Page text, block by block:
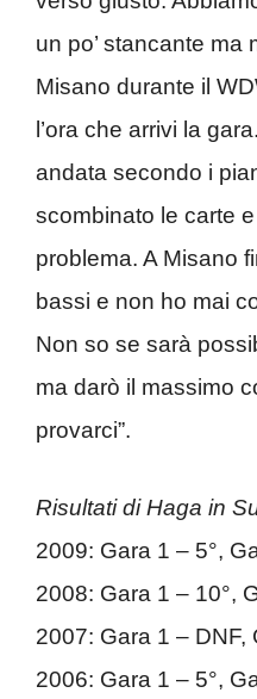
un po’ stancante ma
Misano durante il
l’ora che arrivi la
andata secondo i
scombinato le carte
problema. A Misano
bassi e non ho mai
Non so se sarà
ma darò il massimo
provarci”.
Risultati di Haga in
2009: Gara 1 – 5°,
2008: Gara 1 – 10°,
2007: Gara 1 – DNF,
2006: Gara 1 – 5°,